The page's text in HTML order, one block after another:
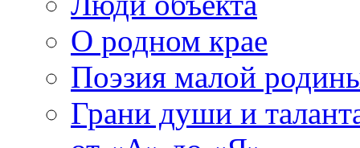
О родном крае
Поэзия малой
Грани души и